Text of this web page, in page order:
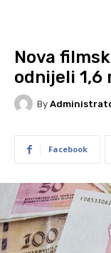
Nova
odnijeli 1,6
By
Facebook